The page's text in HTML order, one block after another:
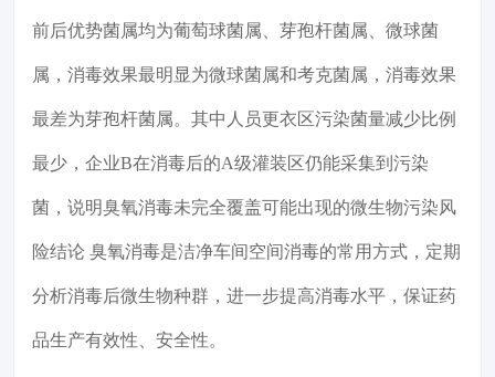
前后优势菌属均为葡萄球菌属、芽孢杆菌属、微球菌
属，消毒效果最明显为微球菌属和考克菌属，消毒效果
最差为芽孢杆菌属。其中人员更衣区污染菌量减少比例
最少，企业B在消毒后的A级灌装区仍能采集到污染
菌，说明臭氧消毒未完全覆盖可能出现的微生物污染风
险结论 臭氧消毒是洁净车间空间消毒的常用方式，定期
分析消毒后微生物种群，进一步提高消毒水平，保证药
品生产有效性、安全性。